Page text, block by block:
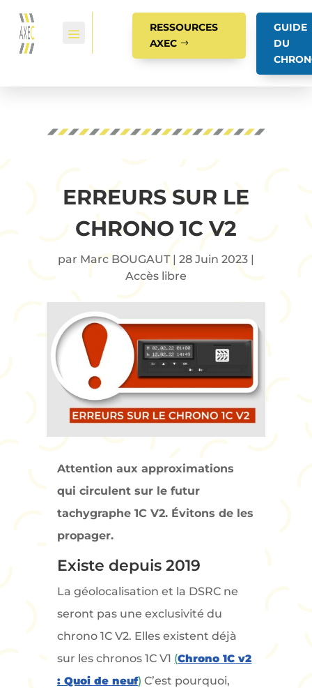
RESSOURCES
AXEC
GUIDE
DU
ERREURS SUR LE
CHRONO 1C V2
par Marc BOUGAUT| 28 Juin 2023
Accès libre
Attention aux approximations
qui circulent sur le futur
tachygraphe 1C V2. Évitons de les
propager.
Existe depuis 2019
La géolocalisation et la DSRC ne
seront pas une exclusivité du
chrono 1C V2. Elles existent déjà
sur les chronos 1C V1 (Chrono 1C v2
: Quoi de neuf) C’est pourquoi,